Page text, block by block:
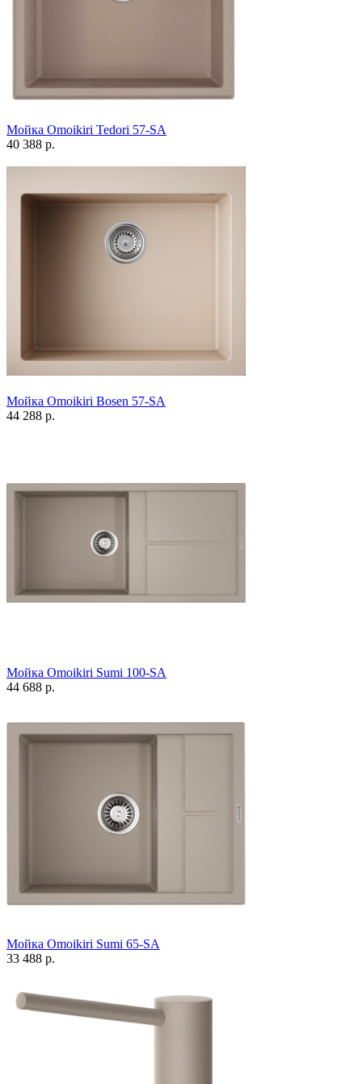
Мойка Omoikiri Tedori 57-SA
40 388 р.
Мойка Omoikiri Bosen 57-SA
44 288 р.
Мойка Omoikiri Sumi 100-SA
44 688 р.
Мойка Omoikiri Sumi 65-SA
33 488 р.